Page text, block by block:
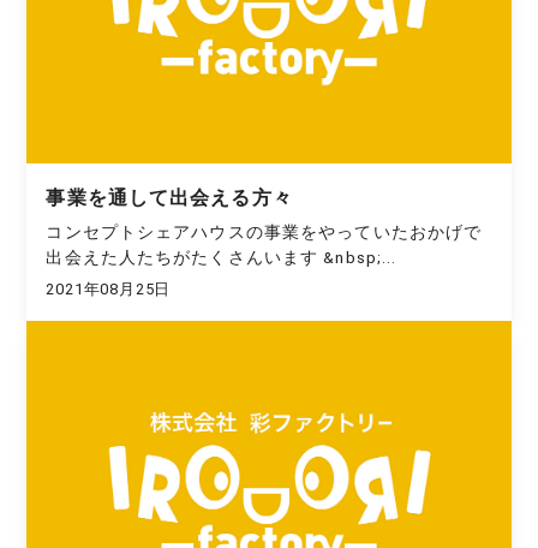
事業を通して出会える方々
コンセプトシェアハウスの事業をやっていたおかげで
出会えた人たちがたくさんいます &nbsp;...
2021年08月25日